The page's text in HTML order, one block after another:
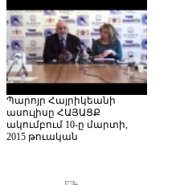
Պարոյր Հայրիկեանի
ասուլիսը ՀԱՅԱՑՔ
ակումբում 10-ը մարտի,
2015 թուական